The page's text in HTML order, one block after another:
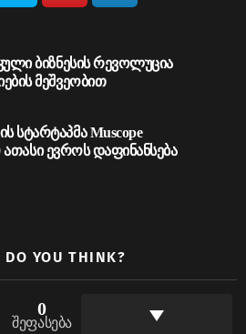
ბიზნესის რევოლუცია
მეშვეობით
სტარტაპმა Muscope
ათასი ევროს დაფინანსება
DO YOU THINK?
0
შეფასება